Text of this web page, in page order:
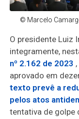
© Marcelo
O presidente Luiz
integramente,
nº 2.162 de 2023
aprovado em
texto prevê a
pelos atos
tentativa de golpe